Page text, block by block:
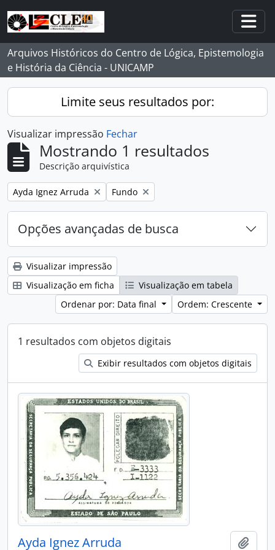
Skip to main content
Arquivos Históricos do Centro de Lógica, Epistemologia
e História da Ciência - UNICAMP
Limite seus resultados por:
Visualizar impressão Fechar
Mostrando 1 resultados
Descrição arquivística
Remover filtro:
Ayda Ignez Arruda Remover filtro:
Fundo
Opções avançadas de busca
Visualizar impressão
Visualização em ficha
Visualização em tabela
Ordenar por: Data final
Ordem: Crescente
1 resultados com objetos digitais
Exibir resultados com objetos digitais
Ayda Ignez Arruda